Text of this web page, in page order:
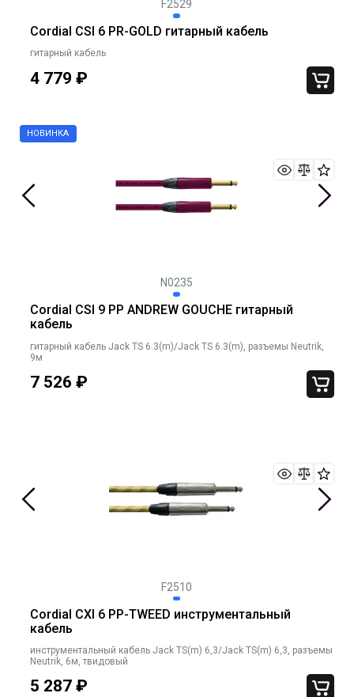
F2529
Cordial CSI 6 PR-GOLD гитарный кабель
гитарный кабель
4 779 ₽
N0235
Cordial CSI 9 PP ANDREW GOUCHE гитарный
кабель
гитарный кабель Jack TS 6.3(m)/Jack TS 6.3(m), разъемы Neutrik,
9м
7 526 ₽
F2510
Cordial CXI 6 PP-TWEED инструментальный
кабель
инструментальный кабель Jack TS(m) 6,3/Jack TS(m) 6,3, разъемы
Neutrik, 6м, твидовый
5 287 ₽